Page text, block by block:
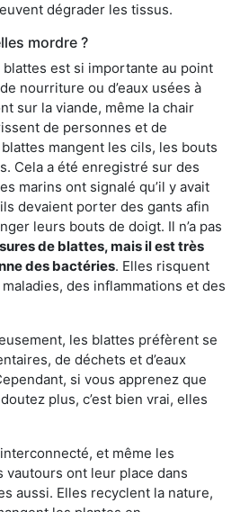
dégrader les tissus.
mordre ?
blattes est si importante au point
nourriture ou d’eaux usées à
sur la viande, même la chair
de personnes et de
mangent les cils, les bouts
Cela a été enregistré sur des
marins ont signalé qu’il y avait
devaient porter des gants afin
leurs bouts de doigt. Il n’a pas
de blattes, mais il est très
des bactéries. Elles risquent
des inflammations et des
les blattes préfèrent se
de déchets et d’eaux
si vous apprenez que
plus, c’est bien vrai, elles
et même les
vautours ont leur place dans
aussi. Elles recyclent la nature,